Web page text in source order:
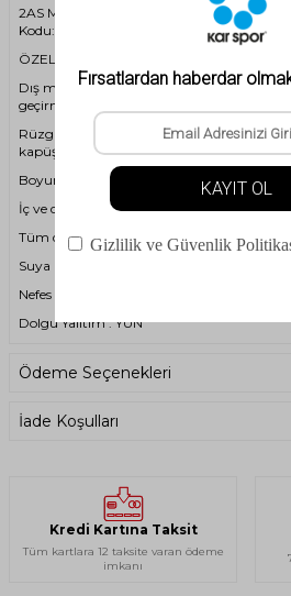
2AS Masswool 3in1 Erkek Mont Lacivert
Kodu:2ASWMASSWOLL0025LCVRT
ÖZELLİKLER
Dış mekan aktivitesi için konforlu sıcaklık
geçirmeye karşı dayanıklı kumaştan
Rüzgara karşı koruma için çıkarılabilir ve
kapüşon,
Boyun ve çene korumalı cırtlı ve fermuar
İç ve dış mont birbirine fermuar ile
Tüm dikişlerde su girişini engelleyen
Suya Dayanıklılık Oranı : 20.000 mm
Nefes Alabilirlik Oranı : 20.000 g/m
Dolgu Yalıtım : YÜN
Dış Katman: 100% Polyester
Ödeme Seçenekleri
İade Koşulları
Kredi Kartına Taksit
Tüm kartlara 12 taksite varan ödeme
imkanı